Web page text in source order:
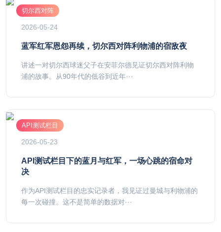
切尔西对阵
2026-05-24
蓝军红军恩怨再续，切尔西对阵利物浦的宿敌夜
讲述一对切尔西球迷父子在安菲尔德见证切尔西对阵利物
浦的故事。从90年代的低谷到近年···
API测试栏目
2026-05-23
API测试栏目下的蓝月与红军，一场心跳的宿命对
决
作为API测试栏目的忠实记录者，我见证过曼城与利物浦的
每一次碰撞。这不是简单的数据对···